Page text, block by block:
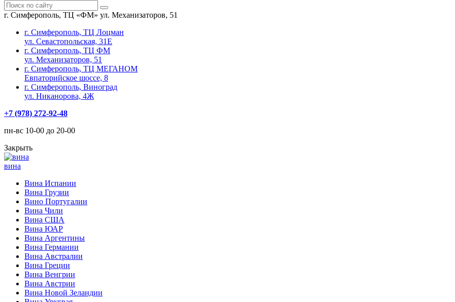
г. Симферополь, ТЦ «ФМ» ул. Механизаторов, 51
г. Симферополь, ТЦ Лоцман
ул. Севастопольская, 31Е
г. Симферополь, ТЦ ФМ
ул. Механизаторов, 51
г. Симферополь, ТЦ МЕГАНОМ
Евпаторийское шоссе, 8
г. Симферополь, Виноград
ул. Никанорова, 4Ж
+7 (978) 272-92-48
пн-вс 10-00 до 20-00
Закрыть
вина
Вина Испании
Вина Грузии
Вино Португалии
Вина Чили
Вина США
Вина ЮАР
Вина Аргентины
Вина Германии
Вина Австралии
Вина Греции
Вина Венгрии
Вина Австрии
Вина Новой Зеландии